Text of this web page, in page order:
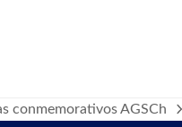
conmemorativos AGSCh